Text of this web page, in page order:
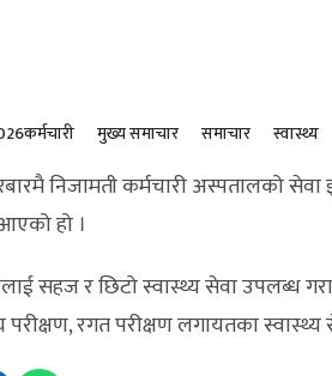
कर्मचारी मुख्य समाचार समाचार स्वास्थ्य
निजामती कर्मचारी अस्पतालको
हो ।
सहज र छिटो स्वास्थ्य सेवा उपलब्ध
परीक्षण, रगत परीक्षण लगायतका